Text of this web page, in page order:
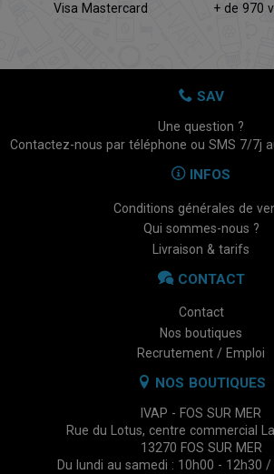
Visa Mastercard
+ de 970
SAV
Une question ?
Contactez-nous par téléphone ou SMS 7/7j
INFOS
Conditions générales de
Qui sommes-nous ?
Livraison & tarifs
CONTACT
Contact
Nos boutiques
Recrutement / Emploi
NOS BOUTIQUES
IVAP - FOS SUR MER
Rue du Lotus, centre commercial
13270 FOS SUR MER
Du lundi au samedi : 10h00 - 12h30